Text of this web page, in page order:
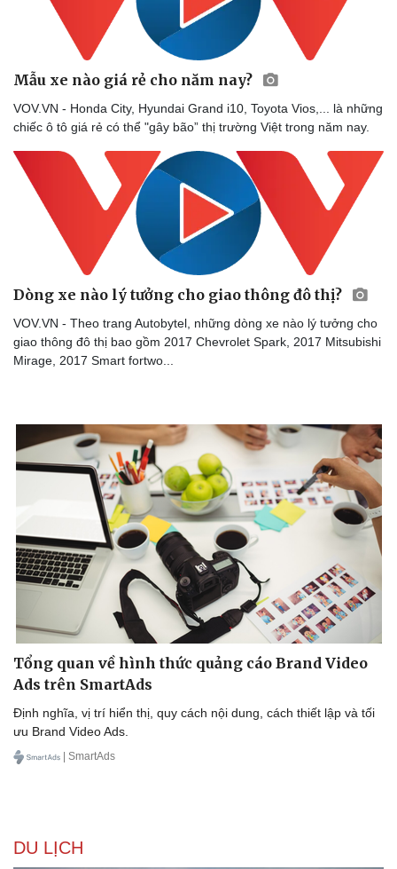
Dinh dưỡng - món ngon
Cây thuốc
Sản phụ khoa
Nhi khoa
Làm đẹp - giảm cân
Phòng mạch online
Ăn sạch sống khỏe
Đời sống
Nhà đẹp
Blog
Tình yêu - Gia đình
Mẫu xe nào giá rẻ cho năm nay?
VOV.VN - Honda City, Hyundai Grand i10, Toyota Vios,... là những
chiếc ô tô giá rẻ có thể "gây bão” thị trường Việt trong năm nay.
Dòng xe nào lý tưởng cho giao thông đô thị?
VOV.VN - Theo trang Autobytel, những dòng xe nào lý tưởng cho
giao thông đô thị bao gồm 2017 Chevrolet Spark, 2017 Mitsubishi
Mirage, 2017 Smart fortwo...
Tổng quan về hình thức quảng cáo Brand Video
Ads trên SmartAds
Định nghĩa, vị trí hiển thị, quy cách nội dung, cách thiết lập và tối
ưu Brand Video Ads.
| SmartAds
DU LỊCH